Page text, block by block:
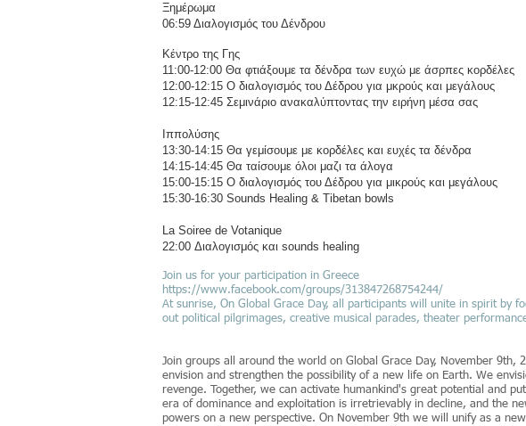
Ξημέρωμα
06:59 Διαλογισμός του Δένδρου
Κέντρο της Γης
11:00-12:00 Θα φτιάξουμε τα δένδρα των ευχώ με άσρπες κορδέλες
12:00-12:15 Ο διαλογισμός του Δέδρου για μκρούς και μεγάλους
12:15-12:45 Σεμινάριο ανακαλύπτοντας την ειρήνη μέσα σας
Ιππολύσης
13:30-14:15 Θα γεμίσουμε με κορδέλες και ευχές τα δένδρα
14:15-14:45 Θα ταίσουμε όλοι μαζι τα άλογα
15:00-15:15 Ο διαλογισμός του Δέδρου για μικρούς και μεγάλους
15:30-16:30 Sounds Healing & Tibetan bowls
La Soiree de Votanique
22:00 Διαλογισμός και sounds healing
Join us for your participation in Greece
https://www.facebook.com/groups/313847268754244/
At sunrise, On Global Grace Day, all participants will unite in spirit by
out political pilgrimages, creative musical parades, theater
Join groups all around the world on Global Grace Day, November
envision and strengthen the possibility of a new life on Earth. We
revenge. Together, we can activate humankind's great potential and
era of dominance and exploitation is irretrievably in decline, and the
powers on a new perspective. On November 9th we will unify as a